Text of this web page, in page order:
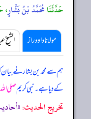
حَدَّثَنَامُحَمَّدُ بْنُ بَشَّارٍ،
مولانا داود راز الشیخ
ہم سے محمد بن بشار نے
کے دیا ہے۔ نبی کریمصلی
تخریج الحدیث: